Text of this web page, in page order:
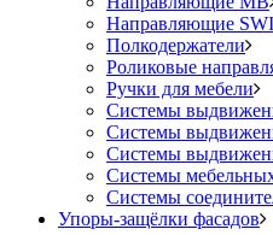
Направляющие
Полкодержатели
Роликовые
Ручки для мебели
Системы
Системы
Системы
Системы
Системы
Упоры-защёлки фасадов